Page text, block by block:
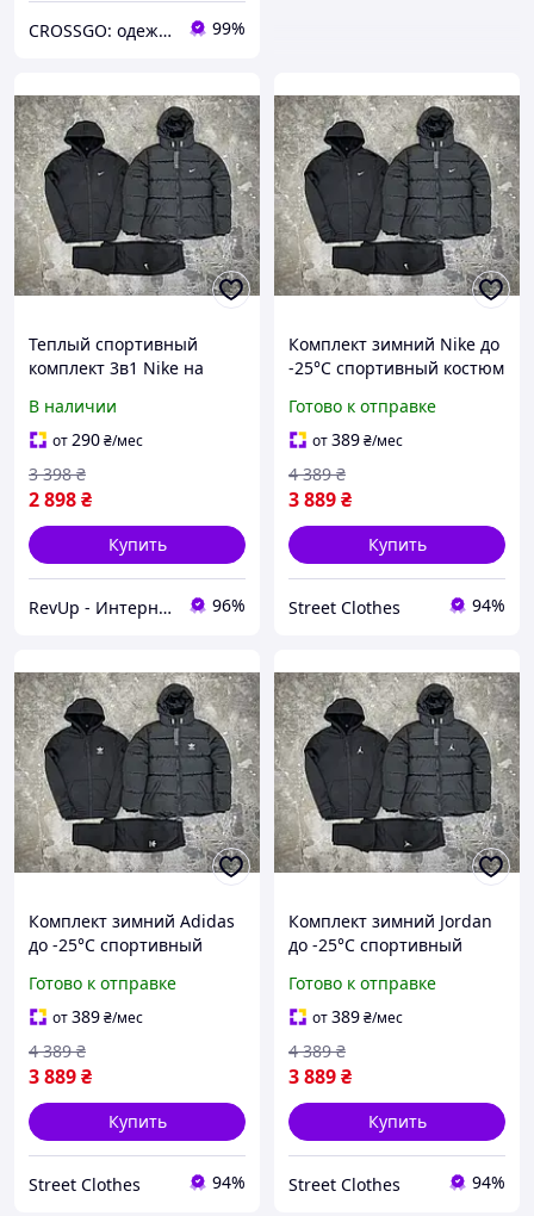
CROSSGO: одежда и обувь для динамичной жизни 99%
Теплый спортивный
комплект 3в1 Nike на
Качественная кофта на
молнии и штаны Найк на
зиму, Стильная курточка
В наличии
от290₴/мес
2 898₴
3 398 ₴
Купить
RevUp - Интернет магазин стильных товаров 96%
Комплект зимний Nike до
-25°C спортивный костюм
куртка мужская зимняя
набор теплый 3в1
Готово к отправке
от389₴/мес
3 889₴
4 389 ₴
Купить
Street Clothes 94%
Комплект зимний Adidas
до -25°C спортивный
адидас куртка мужская
зимняя набор теплый
Готово к отправке
от389₴/мес
3 889₴
4 389 ₴
Купить
Street Clothes 94%
Комплект зимний Jordan
до -25°C спортивный
джордан куртка мужская
зимняя набор теплый
Готово к отправке
от389₴/мес
3 889₴
4 389 ₴
Купить
Street Clothes 94%